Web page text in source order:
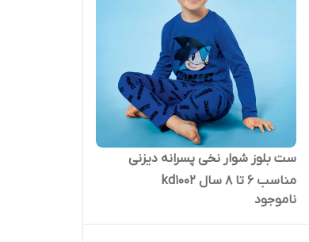
ست بلوز شوار نخی پسرانه دیزنی
مناسب 6 تا 8 سال kd1002
ناموجود